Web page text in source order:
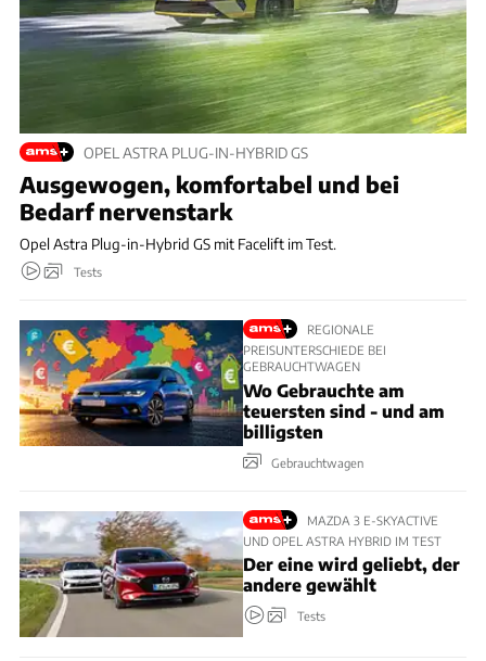
OPEL ASTRA PLUG-IN-HYBRID GS
Ausgewogen, komfortabel und bei
Bedarf nervenstark
Opel Astra Plug-in-Hybrid GS mit Facelift im Test.
Tests
REGIONALE
PREISUNTERSCHIEDE BEI
GEBRAUCHTWAGEN
Wo Gebrauchte am
teuersten sind - und am
billigsten
Gebrauchtwagen
MAZDA 3 E-SKYACTIVE
UND OPEL ASTRA HYBRID IM TEST
Der eine wird geliebt, der
andere gewählt
Tests